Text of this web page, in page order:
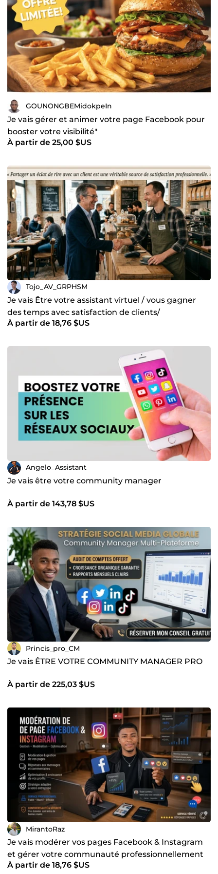
GOUNONGBEMidokpeIn
Je vais gérer et animer votre page Facebook pour
booster votre visibilité"
À partir de 25,00 $US
Tojo_AV_GRPHSM
Je vais Être votre assistant virtuel / vous gagner
des temps avec satisfaction de clients/
À partir de 18,76 $US
Angelo_Assistant
Je vais être votre community manager
À partir de 143,78 $US
Princis_pro_CM
Je vais ÊTRE VOTRE COMMUNITY MANAGER PRO
À partir de 225,03 $US
MirantoRaz
Je vais modérer vos pages Facebook & Instagram
et gérer votre communauté professionnellement
À partir de 18,76 $US